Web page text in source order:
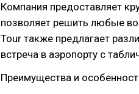
Компания предоставляет
позволяет решить любые
Tour также предлагает
встреча в аэропорту с
Преимущества и